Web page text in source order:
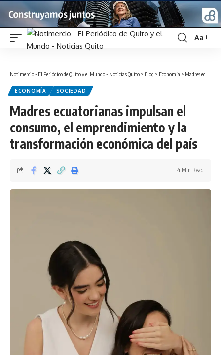
Font
Aa
Notimercio - El Periódico de Quito y el Mundo - Noticias Quito > Blog > Economía > Madres ecuatorianas impulsan el consumo, el emprendimiento y la transformación económica del país
ECONOMÍA SOCIEDAD
Madres ecuatorianas impulsan el
consumo, el emprendimiento y la
transformación económica del país
4 Min Read